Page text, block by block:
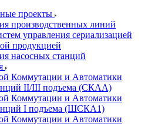
проекты
производственных линий
управления сериализацией
продукцией
насосных станций
Коммутации и Автоматики
II/III подъема (СКАА)
Коммутации и Автоматики
I подъема (ШСКА1)
Коммутации и Автоматики